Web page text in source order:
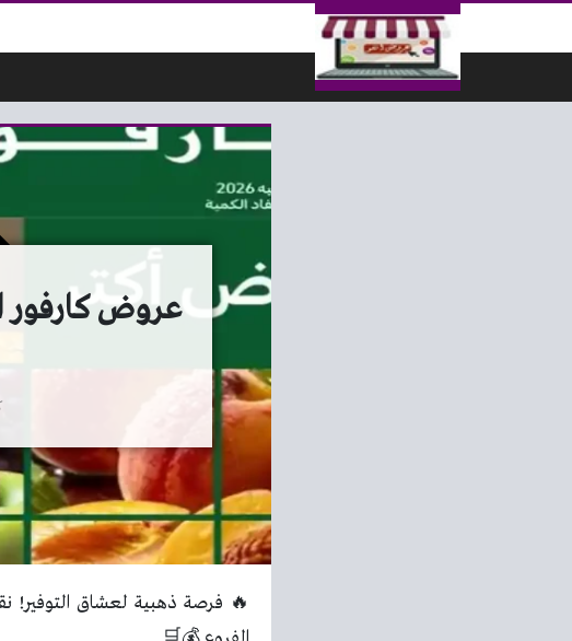
التخطي إلى المحتوى
🔥 فرصة ذهبية لعشاق التوفير!